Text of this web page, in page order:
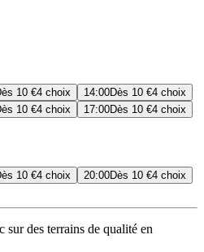
10 €4 choix 14:00Dès 10 €4 choix
10 €4 choix 17:00Dès 10 €4 choix
10 €4 choix 20:00Dès 10 €4 choix
sur des terrains de qualité en